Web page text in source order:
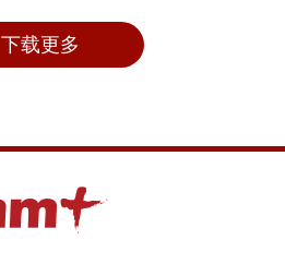
下载更多